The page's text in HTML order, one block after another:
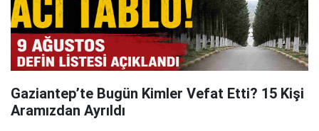
Gaziantep’te Bugün Kimler Vefat Etti? 15 Kişi
Aramızdan Ayrıldı